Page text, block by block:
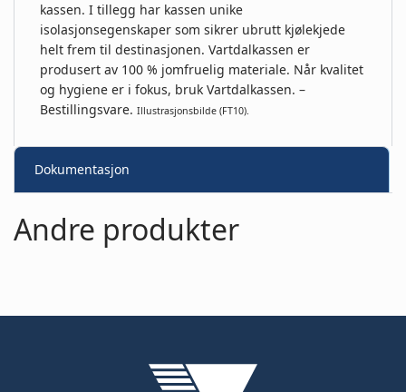
kassen. I tillegg har kassen unike
isolasjonsegenskaper som sikrer ubrutt kjølekjede
helt frem til destinasjonen. Vartdalkassen er
produsert av 100 % jomfruelig materiale. Når kvalitet
og hygiene er i fokus, bruk Vartdalkassen. –
Bestillingsvare. Illustrasjonsbilde (FT10).
Dokumentasjon
Andre produkter